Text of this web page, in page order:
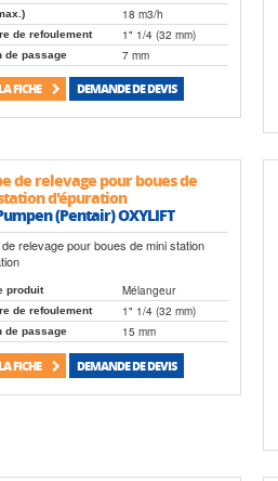
18 m3/h
de refoulement 1" 1/4 (32 mm)
de passage 7 mm
FICHE DEMANDE DE DEVIS
de relevage pour boues de
d'épuration
(Pentair) OXYLIFT
de relevage pour boues de mini station
produit Mélangeur
de refoulement 1" 1/4 (32 mm)
de passage 15 mm
FICHE DEMANDE DE DEVIS